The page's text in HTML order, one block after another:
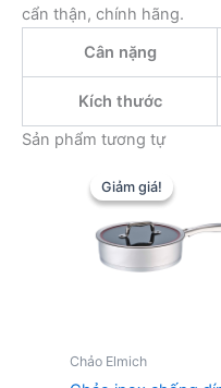
cẩn thận, chính hãng.
Cân nặng
Kích thước
Sản phẩm tương tự
Giảm giá!
Giảm giá!
Chảo Elmich